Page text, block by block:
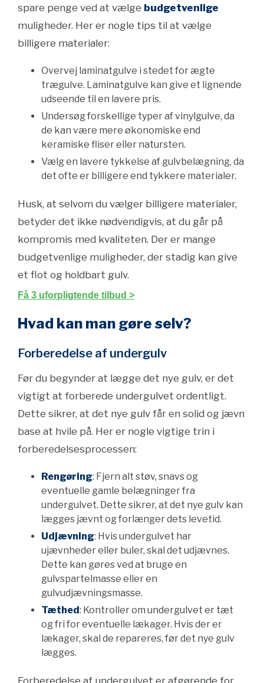
spare penge ved at vælge budgetvenlige
muligheder. Her er nogle tips til at vælge
billigere materialer:
Overvej laminatgulve i stedet for ægte
trægulve. Laminatgulve kan give et lignende
udseende til en lavere pris.
Undersøg forskellige typer af vinylgulve, da
de kan være mere økonomiske end
keramiske fliser eller natursten.
Vælg en lavere tykkelse af gulvbelægning, da
det ofte er billigere end tykkere materialer.
Husk, at selvom du vælger billigere materialer,
betyder det ikke nødvendigvis, at du går på
kompromis med kvaliteten. Der er mange
budgetvenlige muligheder, der stadig kan give
et flot og holdbart gulv.
Få 3 uforpligtende tilbud >
Hvad kan man gøre selv?
Forberedelse af undergulv
Før du begynder at lægge det nye gulv, er det
vigtigt at forberede undergulvet ordentligt.
Dette sikrer, at det nye gulv får en solid og jævn
base at hvile på. Her er nogle vigtige trin i
forberedelsesprocessen:
Rengøring: Fjern alt støv, snavs og
eventuelle gamle belægninger fra
undergulvet. Dette sikrer, at det nye gulv kan
lægges jævnt og forlænger dets levetid.
Udjævning: Hvis undergulvet har
ujævnheder eller buler, skal det udjævnes.
Dette kan gøres ved at bruge en
gulvspartelmasse eller en
gulvudjævningsmasse.
Tæthed: Kontroller om undergulvet er tæt
og fri for eventuelle lækager. Hvis der er
lækager, skal de repareres, før det nye gulv
lægges.
Forberedelse af undergulvet er afgørende for